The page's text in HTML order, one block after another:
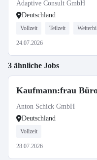
Adaptive Consult GmbH
Deutschland
Vollzeit Teilzeit
24.07.2026
3 ähnliche Jobs
Kaufmann:frau
Anton Schick GmbH
Deutschland
Vollzeit
28.07.2026